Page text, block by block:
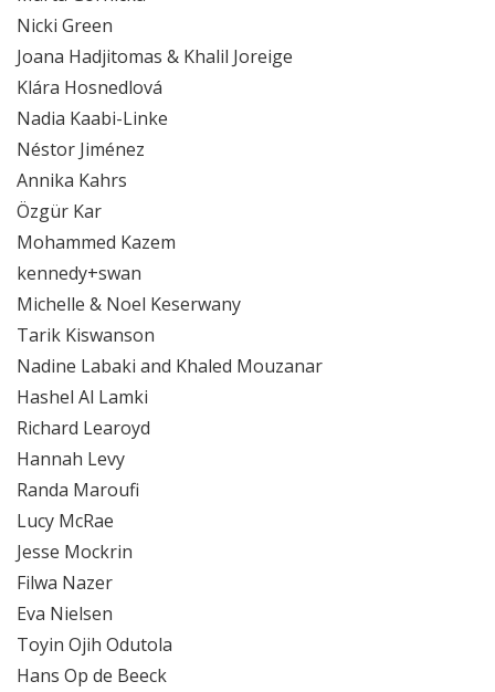
Nicki Green
Joana Hadjitomas & Khalil Joreige
Klára Hosnedlová
Nadia Kaabi-Linke
Néstor Jiménez
Annika Kahrs
Özgür Kar
Mohammed Kazem
kennedy+swan
Michelle & Noel Keserwany
Tarik Kiswanson
Nadine Labaki and Khaled Mouzanar
Hashel Al Lamki
Richard Learoyd
Hannah Levy
Randa Maroufi
Lucy McRae
Jesse Mockrin
Filwa Nazer
Eva Nielsen
Toyin Ojih Odutola
Hans Op de Beeck